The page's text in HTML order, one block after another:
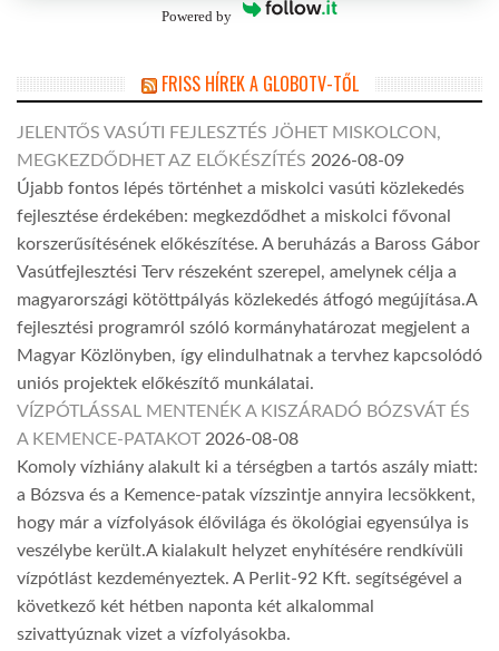
Powered by
FRISS HÍREK A GLOBOTV-TŐL
JELENTŐS VASÚTI FEJLESZTÉS JÖHET MISKOLCON,
MEGKEZDŐDHET AZ ELŐKÉSZÍTÉS 2026-08-09
Újabb fontos lépés történhet a miskolci vasúti közlekedés
fejlesztése érdekében: megkezdődhet a miskolci fővonal
korszerűsítésének előkészítése. A beruházás a Baross Gábor
Vasútfejlesztési Terv részeként szerepel, amelynek célja a
magyarországi kötöttpályás közlekedés átfogó megújítása.A
fejlesztési programról szóló kormányhatározat megjelent a
Magyar Közlönyben, így elindulhatnak a tervhez kapcsolódó
uniós projektek előkészítő munkálatai.
VÍZPÓTLÁSSAL MENTENÉK A KISZÁRADÓ BÓZSVÁT ÉS
A KEMENCE-PATAKOT 2026-08-08
Komoly vízhiány alakult ki a térségben a tartós aszály miatt:
a Bózsva és a Kemence-patak vízszintje annyira lecsökkent,
hogy már a vízfolyások élővilága és ökológiai egyensúlya is
veszélybe került.A kialakult helyzet enyhítésére rendkívüli
vízpótlást kezdeményeztek. A Perlit-92 Kft. segítségével a
következő két hétben naponta két alkalommal
szivattyúznak vizet a vízfolyásokba.